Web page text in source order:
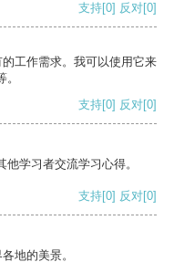
支持[0] 反对[0]
工作需求。我可以使用它来
支持[0] 反对[0]
学习者交流学习心得。
支持[0] 反对[0]
地的美景。